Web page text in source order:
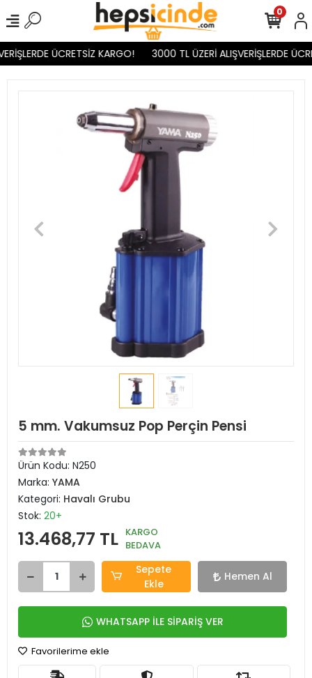
ÜCRETSİZ KARGO! 3000 TL ÜZERİ ALIŞVERİŞLERDE
0
5 mm. Vakumsuz Pop Perçin Pensi
Ürün Kodu: N250
Marka: YAMA
Kategori: Havalı Grubu
Stok: 20+
13.468,77 TL KARGO
BEDAVA
Sepete
Ekle
Hemen Al
WHATSAPP İLE SİPARİŞ VER
Favorilerime ekle